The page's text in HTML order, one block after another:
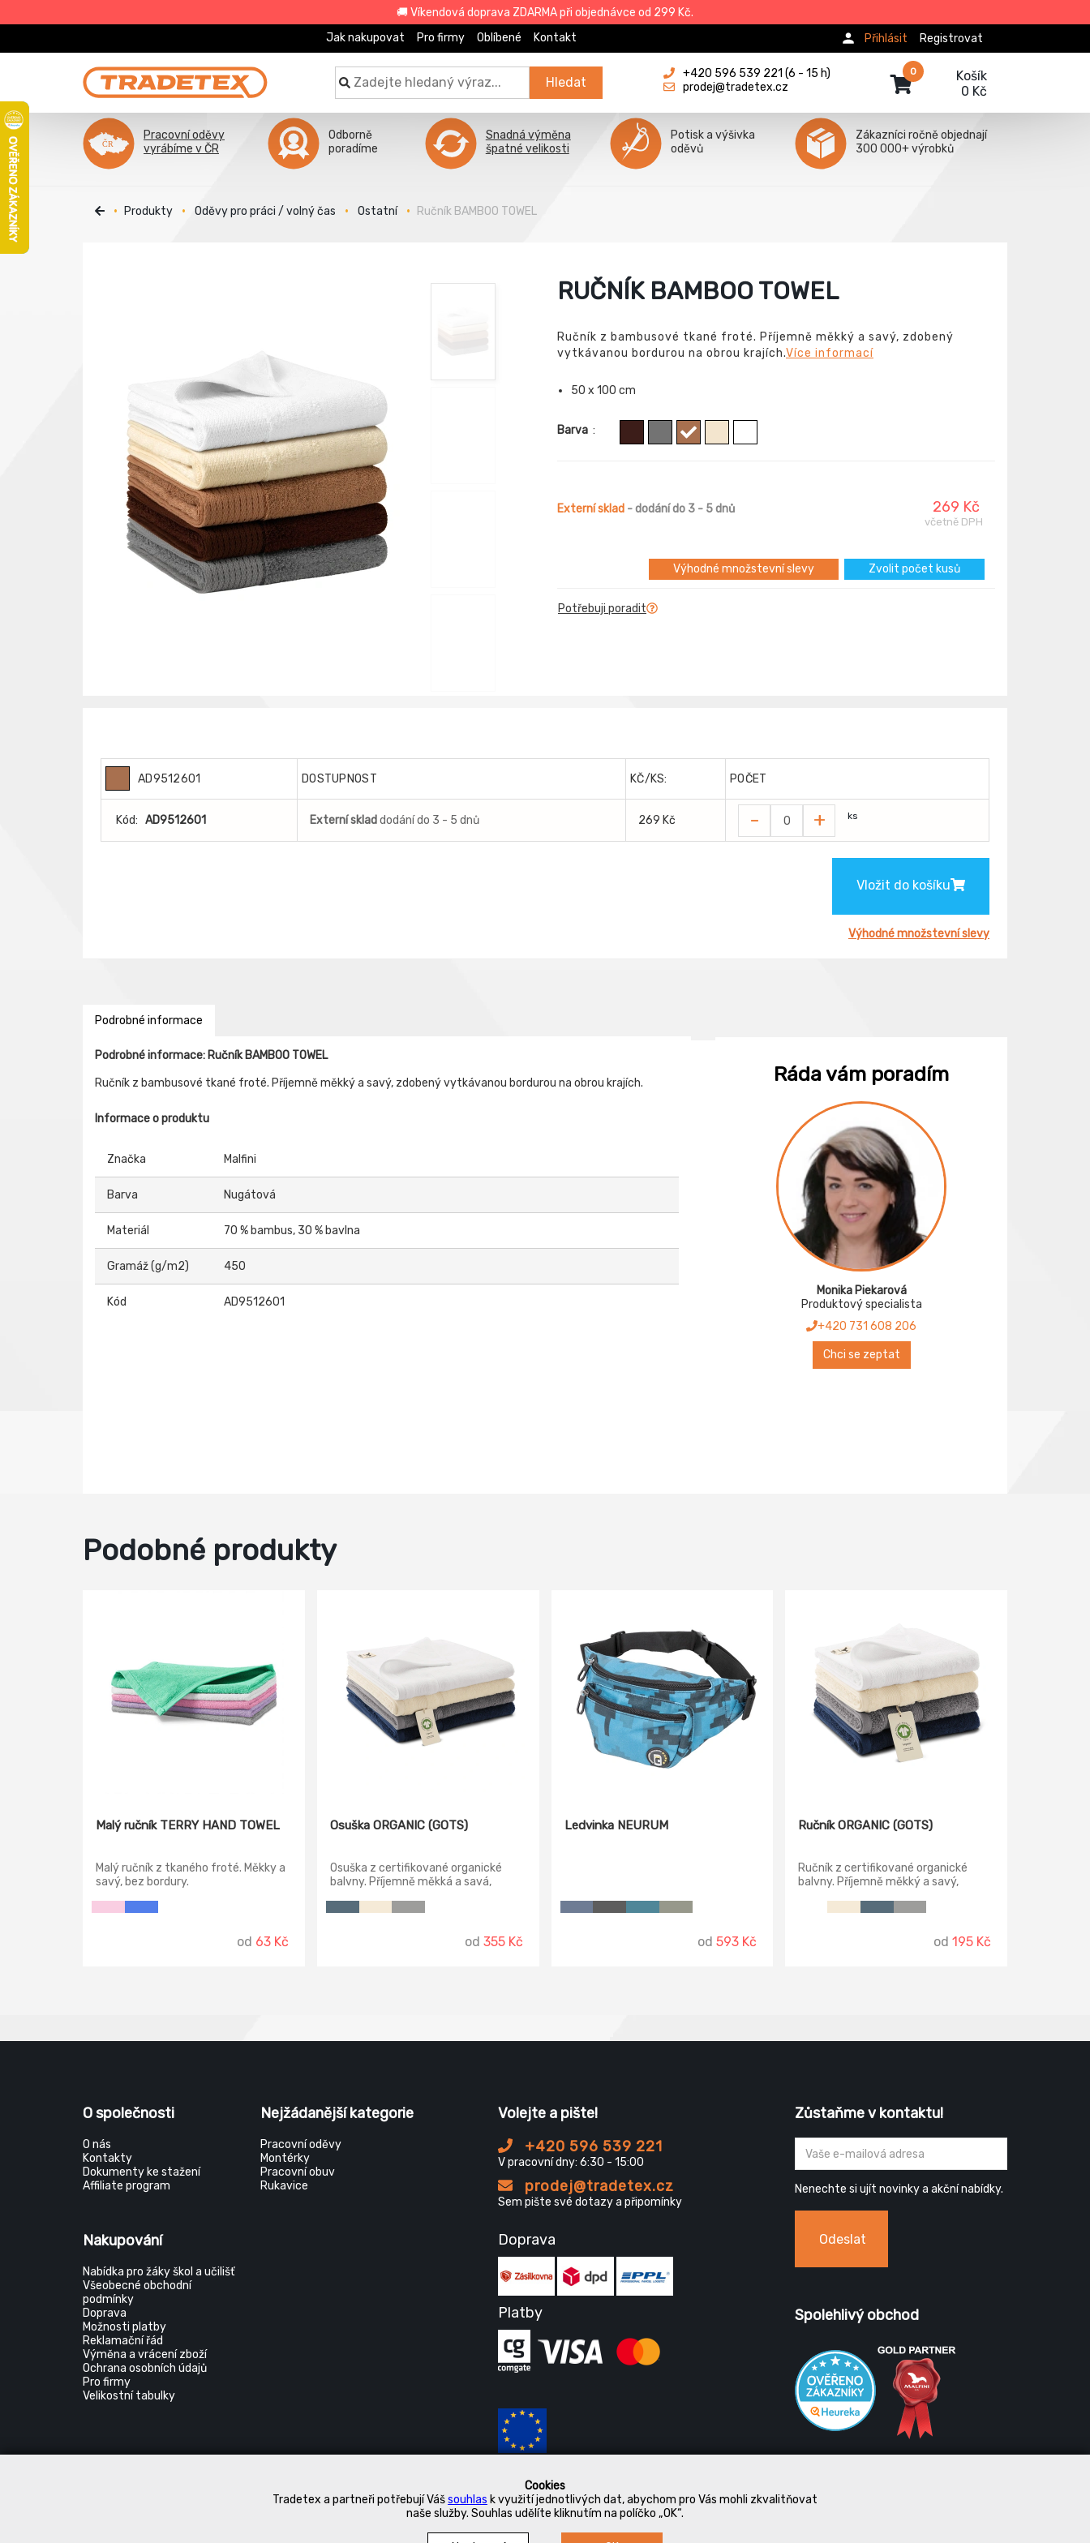
🚚 Víkendová doprava ZDARMA při objednávce od 299 Kč.
Cookies
Tradetex a partneři potřebují Vášsouhlas k využití jednotlivých dat, abychom pro Vás mohli zkvalitňovat
naše služby. Souhlas udělíte kliknutím na políčko „OK“.
Jak nakupovat Pro firmy Oblíbené Kontakt Registrovat
Přihlásit
Hledat
+420 596 539 221 (6 - 15 h)
prodej@tradetex.cz
Košík
0 Kč
0
Pracovní oděvy
vyrábíme v ČR
Odborně
poradíme
Snadná výměna
špatné velikosti
Potisk a výšivka
oděvů
Zákazníci ročně objednají
300 000+ výrobků
Produkty Oděvy pro práci / volný čas Ostatní Ručník BAMBOO TOWEL
RUČNÍK BAMBOO TOWEL
Ručník z bambusové tkané froté. Příjemně měkký a savý, zdobený
vytkávanou bordurou na obrou krajích.Více informací
50 x 100 cm
Barva :
Externí sklad - dodání do 3 - 5 dnů 269 Kč
včetně DPH
Výhodné množstevní slevy Zvolit počet kusů
Potřebuji poradit
AD9512601 DOSTUPNOST KČ/KS: POČET
Kód: AD9512601 Externí sklad dodání do 3 - 5 dnů 269 Kč - + ks
Vložit do košíku
Výhodné množstevní slevy
Podrobné informace
Podrobné informace: Ručník BAMBOO TOWEL
Ručník z bambusové tkané froté. Příjemně měkký a savý, zdobený vytkávanou bordurou na obrou krajích.
Informace o produktu
Značka Malfini
Barva Nugátová
Materiál 70 % bambus, 30 % bavlna
Gramáž (g/m2) 450
Kód AD9512601
Ráda vám poradím
Monika Piekarová
Produktový specialista
+420 731 608 206
Chci se zeptat
Podobné produkty
Malý ručník TERRY HAND TOWEL
Malý ručník z tkaného froté. Měkky a
savý, bez bordury.
od 63 Kč
Osuška ORGANIC (GOTS)
Osuška z certifikované organické
balvny. Příjemně měkká a savá,
od 355 Kč
Ledvinka NEURUM
od593 Kč
Ručník ORGANIC (GOTS)
Ručník z certifikované organické
balvny. Příjemně měkký a savý,
od 195 Kč
O společnosti
O nás
Kontakty
Dokumenty ke stažení
Affiliate program
Nakupování
Nabídka pro žáky škol a učilišť
Všeobecné obchodní
podmínky
Doprava
Možnosti platby
Reklamační řád
Výměna a vrácení zboží
Ochrana osobních údajů
Pro firmy
Velikostní tabulky
Nejžádanější kategorie
Pracovní oděvy
Montérky
Pracovní obuv
Rukavice
Volejte a pište!
+420 596 539 221
V pracovní dny: 6:30 - 15:00
prodej@tradetex.cz
Sem pište své dotazy a připomínky
Doprava
Platby
Zůstaňme v kontaktu!
Nenechte si ujít novinky a akční nabídky.
Odeslat
Spolehlivý obchod